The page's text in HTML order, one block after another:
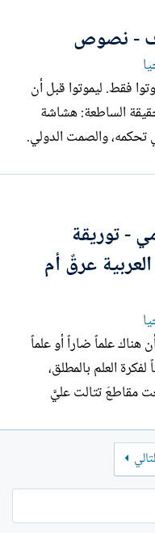
المدحرجُ في مقامَصِ...
- نصوص
فقط. ليموتوا قبل أن
الساطعة: هشاشة
تحكمه، والصمت الدولي.
الأمد. لا لغة
والوجع والنزوح
- توريقة
عرقٌ أم
هناك علماً ضاراً أو علماً
العلم بالمطلق،
مقاطعَ تتالت عليَّ
لي من غفوة علمية
لتكشف لي خطل ظني
وهنا أعدتُ النظر في